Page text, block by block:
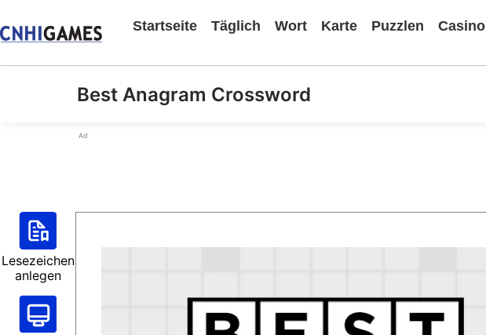
Startseite Täglich Wort Karte Puzzlen Casino
Best Anagram Crossword
Ad
Lesezeichen
anlegen